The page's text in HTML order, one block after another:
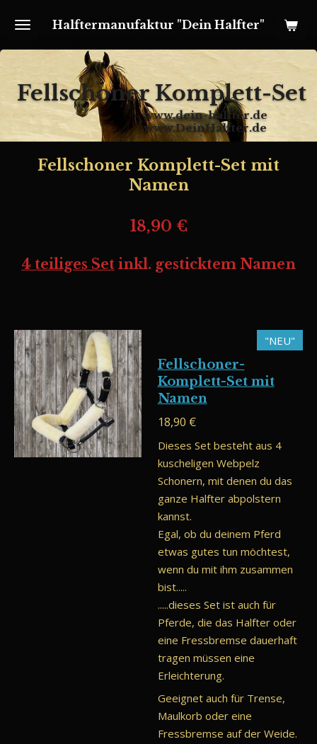
Hauptinhalt
springen
Halftermanufaktur "Dein Halfter"
Fellschoner Komplett-Set
www.dein-halfter.de
www.DeinHalfter.de
Fellschoner Komplett-Set mit
Namen
18,90 €
4 teiliges Set inkl. gesticktem Namen
"NEU"
Fellschoner-
Komplett-Set mit
Namen
18,90 €
Dieses Set besteht aus 4
kuscheligen Webpelz
Schonern, mit denen du das
ganze Halfter abpolstern
kannst.
Egal, ob du deinem Pferd
etwas gutes tun möchtest,
wenn du mit ihm zusammen
bist.....
.....dieses Set ist auch für
Pferde, die das Halfter oder
eine Fressbremse dauerhaft
tragen müssen eine
Erleichterung.
Geeignet auch für Trense,
Maulkorb oder eine
Fressbremse auf der Weide.